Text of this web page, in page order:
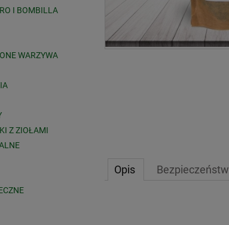
I BOMBILLA
WARZYWA
Z ZIOŁAMI
Opis